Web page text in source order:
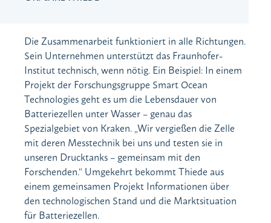
Die Zusammenarbeit funktioniert in alle Richtungen.
Sein Unternehmen unterstützt das Fraunhofer-
Institut technisch, wenn nötig. Ein Beispiel: In einem
Projekt der Forschungsgruppe Smart Ocean
Technologies geht es um die Lebensdauer von
Batteriezellen unter Wasser – genau das
Spezialgebiet von Kraken. „Wir vergießen die Zelle
mit deren Messtechnik bei uns und testen sie in
unseren Drucktanks – gemeinsam mit den
Forschenden.“ Umgekehrt bekommt Thiede aus
einem gemeinsamen Projekt Informationen über
den technologischen Stand und die Marktsituation
für Batteriezellen.